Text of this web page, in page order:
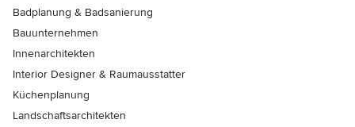
Badplanung & Badsanierung
Bauunternehmen
Innenarchitekten
Interior Designer & Raumausstatter
Küchenplanung
Landschaftsarchitekten